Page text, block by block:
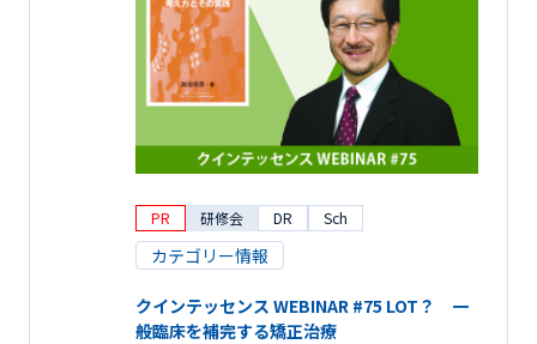
PR 研修会 DR Sch
カテゴリー情報
クインテッセンス WEBINAR #75 LOT？ 一
般臨床を補完する矯正治療